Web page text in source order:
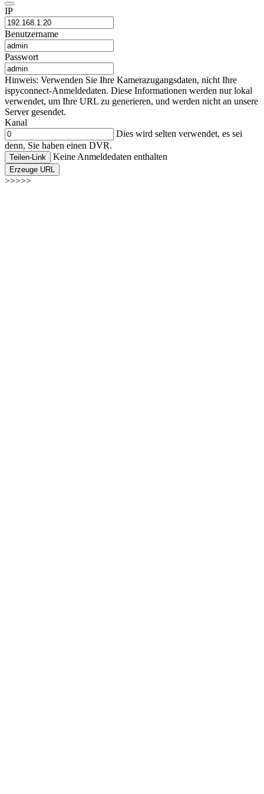
IP
Benutzername
Passwort
Hinweis: Verwenden Sie Ihre Kamerazugangsdaten, nicht Ihre
ispyconnect-Anmeldedaten. Diese Informationen werden nur lokal
verwendet, um Ihre URL zu generieren, und werden nicht an unsere
Server gesendet.
Kanal
Dies wird selten verwendet, es sei
denn, Sie haben einen DVR.
Teilen-Link Keine Anmeldedaten enthalten
Erzeuge URL
>>>>>